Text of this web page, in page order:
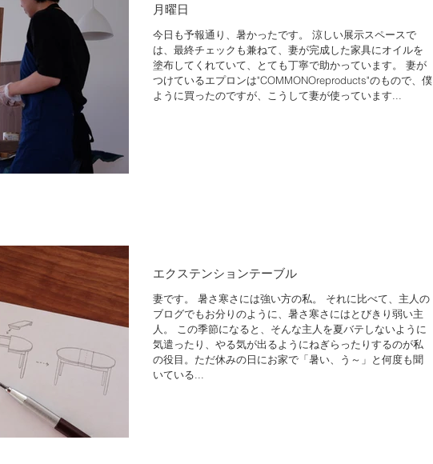
月曜日
今日も予報通り、暑かったです。 涼しい展示スペースで
は、最終チェックも兼ねて、妻が完成した家具にオイルを
塗布してくれていて、とても丁寧で助かっています。 妻が
つけているエプロンは"COMMONOreproducts"のもので、僕
ように買ったのですが、こうして妻が使っています...
エクステンションテーブル
妻です。 暑さ寒さには強い方の私。 それに比べて、主人の
ブログでもお分りのように、暑さ寒さにはとびきり弱い主
人。 この季節になると、そんな主人を夏バテしないように
気遣ったり、やる気が出るようにねぎらったりするのが私
の役目。ただ休みの日にお家で「暑い、う～」と何度も聞
いている...